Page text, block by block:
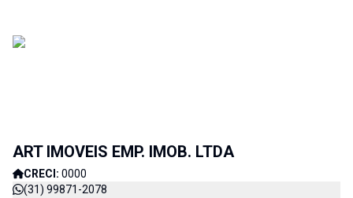
ART IMOVEIS EMP. IMOB. LTDA
CRECI: 0000
(31) 99871-2078